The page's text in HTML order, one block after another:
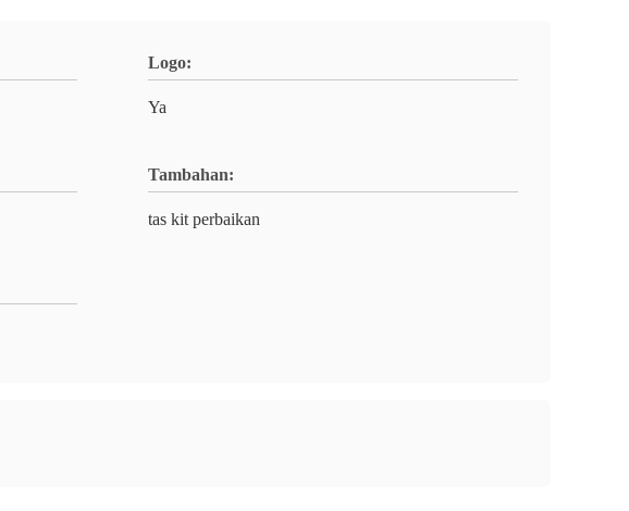
Logo:
Ya
Tambahan:
tas kit perbaikan